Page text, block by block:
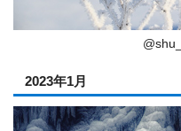
2023年1月